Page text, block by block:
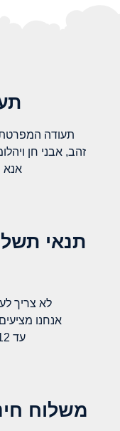
תעודה
זהב, אבני חן
אנא
תנאי
לא צריך
אנחנו
עד 12 תשלומים ללא ריבית.
משלוח